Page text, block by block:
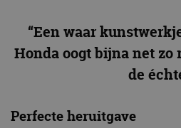
“Een waar
Honda oogt bijna net zo
de
Perfecte heruitgave